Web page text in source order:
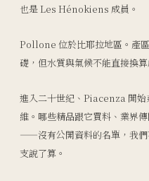
也是 Les Hénokiens 成員。
Pollone 位於比耶拉地區。產
礎，但水質與氣候不能直接換
進入二十世紀、Piacenza 開始
維。哪些精品跟它買料、業界
——沒有公開資料的名單，我們
支說了算。